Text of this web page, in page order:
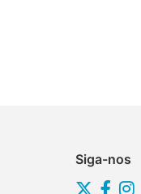
Siga-nos